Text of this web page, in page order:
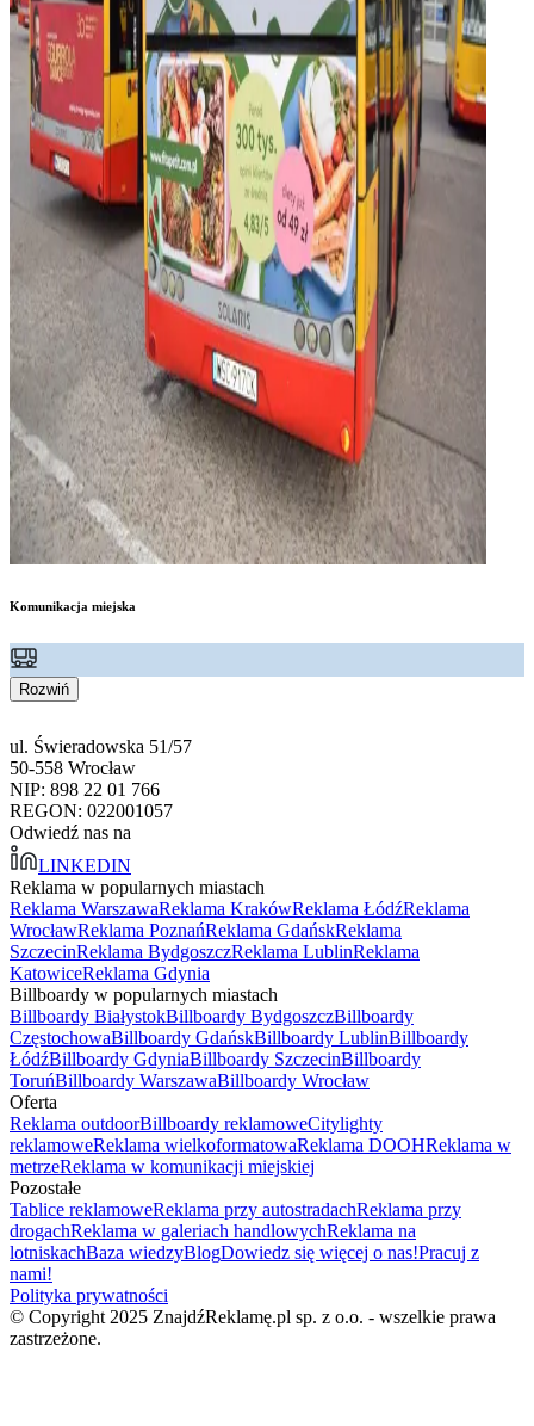
Komunikacja miejska
Rozwiń
ul. Świeradowska 51/57
50-558 Wrocław
NIP: 898 22 01 766
REGON: 022001057
Odwiedź nas na
LINKEDIN
Reklama w popularnych miastach
Reklama WarszawaReklama KrakówReklama ŁódźReklama
WrocławReklama PoznańReklama GdańskReklama
SzczecinReklama BydgoszczReklama LublinReklama
KatowiceReklama Gdynia
Billboardy w popularnych miastach
Billboardy BiałystokBillboardy BydgoszczBillboardy
CzęstochowaBillboardy GdańskBillboardy LublinBillboardy
ŁódźBillboardy GdyniaBillboardy SzczecinBillboardy
ToruńBillboardy WarszawaBillboardy Wrocław
Oferta
Reklama outdoorBillboardy reklamoweCitylighty
reklamoweReklama wielkoformatowaReklama DOOHReklama w
metrzeReklama w komunikacji miejskiej
Pozostałe
Tablice reklamoweReklama przy autostradachReklama przy
drogachReklama w galeriach handlowychReklama na
lotniskachBaza wiedzyBlogDowiedz się więcej o nas!Pracuj z
nami!
Polityka prywatności
© Copyright 2025 ZnajdźReklamę.pl sp. z o.o. - wszelkie prawa
zastrzeżone.